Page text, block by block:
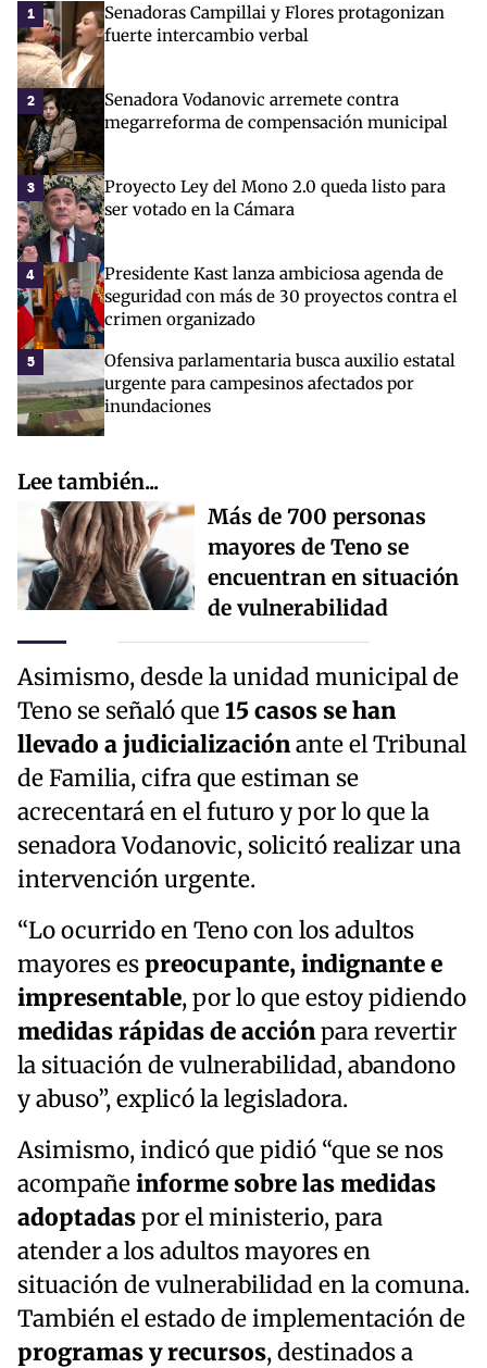
1
Senadoras Campillai y Flores protagonizan
fuerte intercambio verbal
2
Senadora Vodanovic arremete contra
megarreforma de compensación municipal
3
Proyecto Ley del Mono 2.0 queda listo para
ser votado en la Cámara
4
Presidente Kast lanza ambiciosa agenda de
seguridad con más de 30 proyectos contra el
crimen organizado
5
Ofensiva parlamentaria busca auxilio estatal
urgente para campesinos afectados por
inundaciones
Lee también...
Más de 700 personas
mayores de Teno se
encuentran en situación
de vulnerabilidad
Asimismo, desde la unidad municipal de
Teno se señaló que15 casos se han
llevado a judicializaciónante el Tribunal
de Familia, cifra que estiman se
acrecentará en el futuro y por lo que la
senadora Vodanovic, solicitó realizar una
intervención urgente.
“Lo ocurrido en Teno con los adultos
mayores espreocupante, indignante e
impresentable, por lo que estoy pidiendo
medidas rápidas de acciónpara revertir
la situación de vulnerabilidad, abandono
y abuso”, explicó la legisladora.
Asimismo, indicó que pidió “que se nos
acompañeinforme sobre las medidas
adoptadaspor el ministerio, para
atender a los adultos mayores en
situación de vulnerabilidad en la comuna.
También el estado de implementación de
programas y recursos, destinados a